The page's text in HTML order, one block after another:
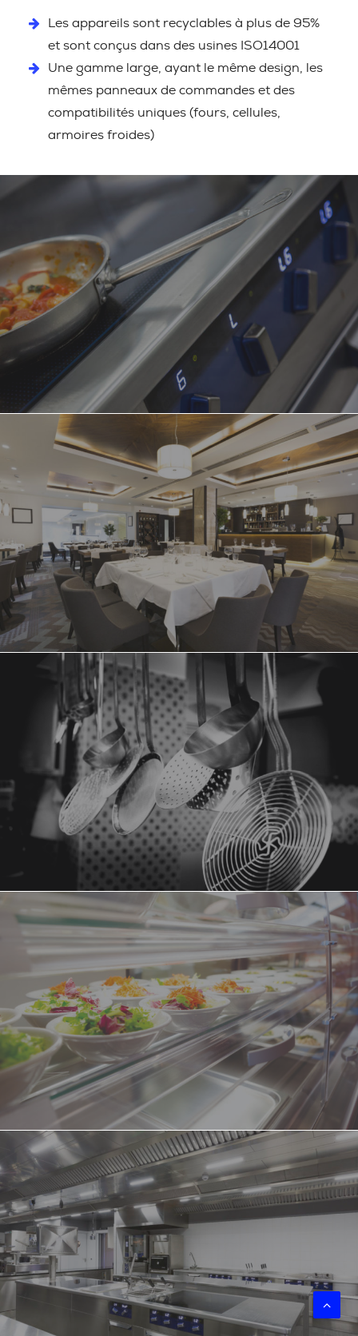
Les appareils sont recyclables à plus de 95%
et sont conçus dans des usines ISO14001
Une gamme large, ayant le même design, les
mêmes panneaux de commandes et des
compatibilités uniques (fours, cellules,
armoires froides)